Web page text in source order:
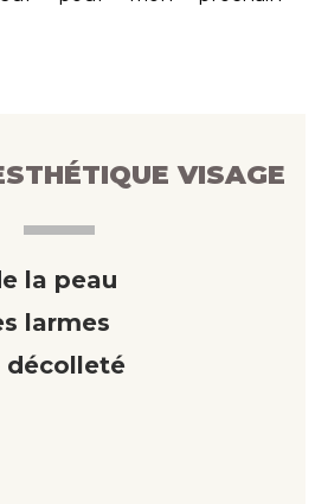
VISAGE
la peau
larmes
décolleté